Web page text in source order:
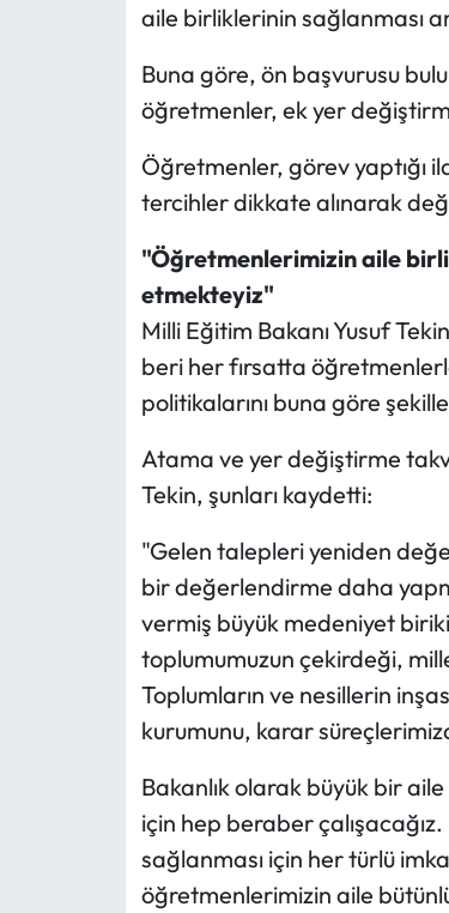
aile birliklerinin sağlanması
Buna göre, ön başvurusu
öğretmenler, ek yer
Öğretmenler, görev yaptığı
tercihler dikkate alınarak
"Öğretmenlerimizin aile
etmekteyiz"
Milli Eğitim Bakanı Yusuf
beri her fırsatta
politikalarını buna göre
Atama ve yer değiştirme
Tekin, şunları kaydetti:
"Gelen talepleri yeniden
bir değerlendirme daha
vermiş büyük medeniyet
toplumumuzun çekirdeği,
Toplumların ve nesillerin
kurumunu, karar
Bakanlık olarak büyük bir
için hep beraber
sağlanması için her türlü
öğretmenlerimizin aile